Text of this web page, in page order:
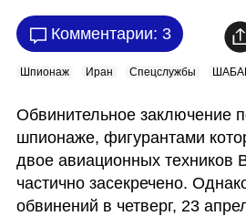
Комментарии: 3
Шпионаж Иран Спецслужбы
Обвинительное заключение
шпионаже, фигурантами
двое авиационных
частично засекречено.
обвинений в четверг, 23